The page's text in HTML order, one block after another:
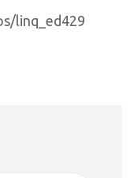
linq_ed429